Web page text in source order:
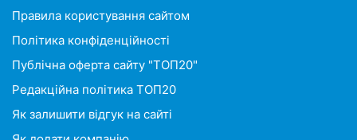
Правила користування сайтом
Політика конфіденційності
Публічна оферта сайту "ТОП20"
Редакційна політика ТОП20
Як залишити відгук на сайті